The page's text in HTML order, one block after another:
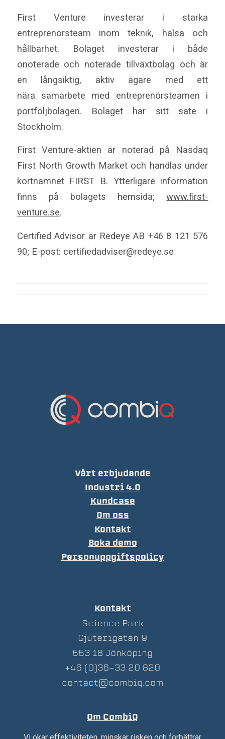
First Venture investerar i starka
entreprenörsteam inom teknik, hälsa och
hållbarhet. Bolaget investerar i både
onoterade och noterade tillväxtbolag och är
en långsiktig, aktiv ägare med ett
nära
samarbete med entreprenörsteamen i
portföljbolagen. Bolaget har sitt säte i
Stockholm.
First Venture-aktien är noterad på Nasdaq
First North Growth Market och handlas under
kortnamnet FIRST B. Ytterligare information
finns på bolagets hemsida;www.first-
venture.se.
Certified Advisor är Redeye AB +46 8 121 576
90; E-post: certifiedadviser@redeye.se
Vårt erbjudande
Industri 4.0
Kundcase
Om oss
Kontakt
Boka demo
Personuppgiftspolicy
Kontakt
Science Park
Gjuterigatan 9
553 18 Jönköping
+46 (0)36-33 20 820
contact@combiq.com
Om CombiQ